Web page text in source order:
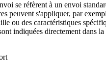
se réfèrent à un envoi
peuvent s'appliquer, par
ou des caractéristiques
indiquées directement dans